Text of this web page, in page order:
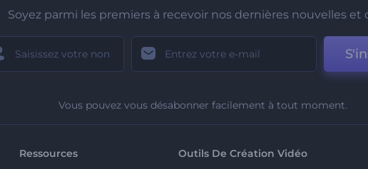
Soyez parmi les premiers à recevoir nos dernières nouvelles et
Vous pouvez vous désabonner facilement à tout moment.
Ressources Outils De Création Vidéo